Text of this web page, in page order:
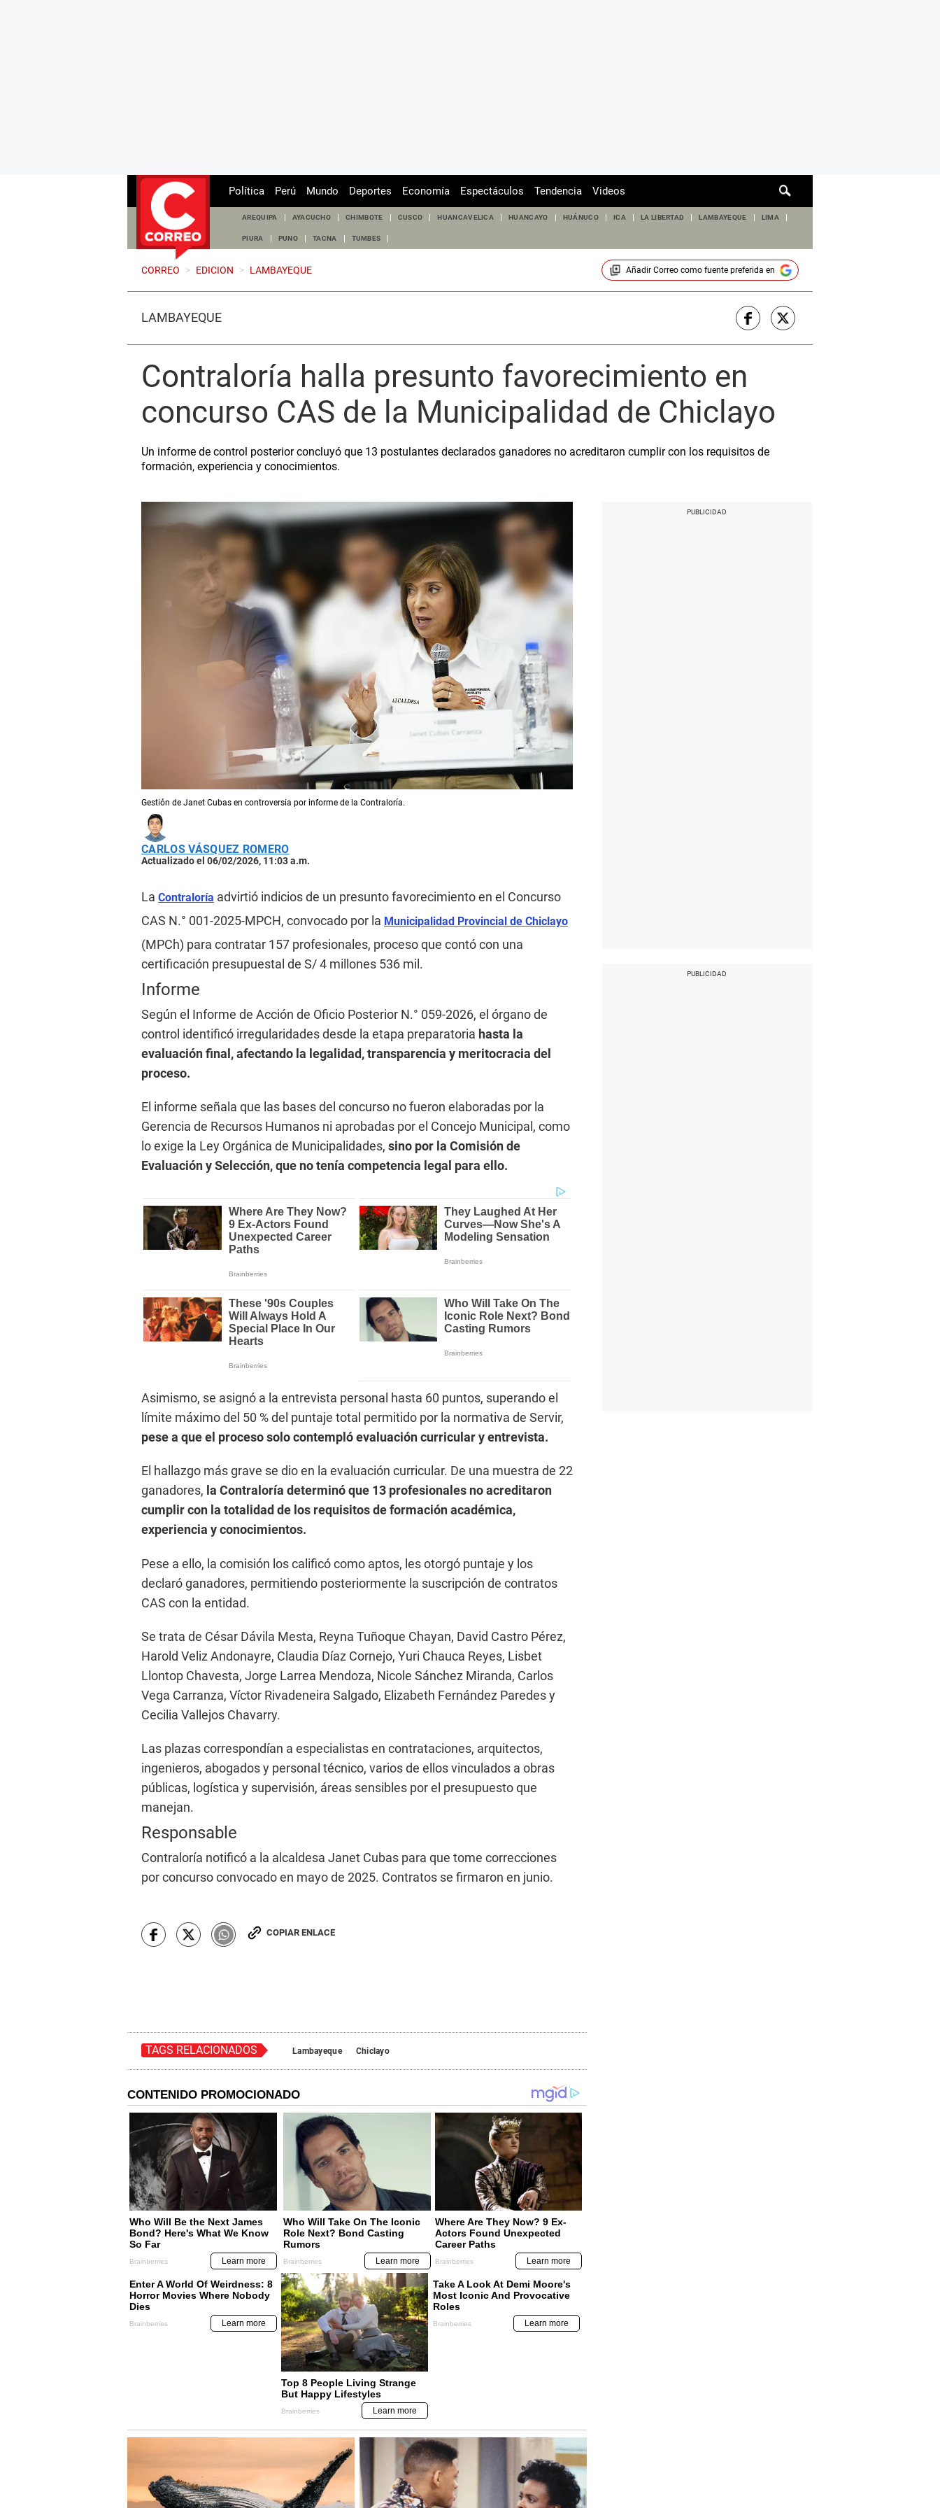
de
Política Perú Mundo Deportes Economía Espectáculos Tendencia Videos
AREQUIPA AYACUCHO CHIMBOTE CUSCO HUANCAVELICA HUANCAYO HUÁNUCO ICA LA LIBERTAD LAMBAYEQUE LIMA
PIURA PUNO TACNA TUMBES
CORREO > EDICION > LAMBAYEQUE Añadir Correocomo fuente preferida en
LAMBAYEQUE
Contraloría halla presunto favorecimiento en
concurso CAS de la Municipalidad de Chiclayo
Un informe de control posterior concluyó que 13 postulantes declarados ganadores no acreditaron cumplir con los requisitos de
formación, experiencia y conocimientos.
Gestión de Janet Cubas en controversia por informe de la Contraloría.
CARLOS VÁSQUEZ ROMERO
Actualizado el 06/02/2026, 11:03 a.m.
La Contraloría advirtió indicios de un presunto favorecimiento en el Concurso
CAS N.° 001-2025-MPCH, convocado por la Municipalidad Provincial de Chiclayo
(MPCh) para contratar 157 profesionales, proceso que contó con una
certificación presupuestal de S/ 4 millones 536 mil.
Informe
Según el Informe de Acción de Oficio Posterior N.° 059-2026, el órgano de
control identificó irregularidades desde la etapa preparatoria hasta la
evaluación final, afectando la legalidad, transparencia y meritocracia del
proceso.
El informe señala que las bases del concurso no fueron elaboradas por la
Gerencia de Recursos Humanos ni aprobadas por el Concejo Municipal, como
lo exige la Ley Orgánica de Municipalidades, sino por la Comisión de
Evaluación y Selección, que no tenía competencia legal para ello.
Asimismo, se asignó a la entrevista personal hasta 60 puntos, superando el
límite máximo del 50 % del puntaje total permitido por la normativa de Servir,
pese a que el proceso solo contempló evaluación curricular y entrevista.
El hallazgo más grave se dio en la evaluación curricular. De una muestra de 22
ganadores, la Contraloría determinó que 13 profesionales no acreditaron
cumplir con la totalidad de los requisitos de formación académica,
experiencia y conocimientos.
Pese a ello, la comisión los calificó como aptos, les otorgó puntaje y los
declaró ganadores, permitiendo posteriormente la suscripción de contratos
CAS con la entidad.
Se trata de César Dávila Mesta, Reyna Tuñoque Chayan, David Castro Pérez,
Harold Veliz Andonayre, Claudia Díaz Cornejo, Yuri Chauca Reyes, Lisbet
Llontop Chavesta, Jorge Larrea Mendoza, Nicole Sánchez Miranda, Carlos
Vega Carranza, Víctor Rivadeneira Salgado, Elizabeth Fernández Paredes y
Cecilia Vallejos Chavarry.
Las plazas correspondían a especialistas en contrataciones, arquitectos,
ingenieros, abogados y personal técnico, varios de ellos vinculados a obras
públicas, logística y supervisión, áreas sensibles por el presupuesto que
manejan.
Responsable
Contraloría notificó a la alcaldesa Janet Cubas para que tome correcciones
por concurso convocado en mayo de 2025. Contratos se firmaron en junio.
COPIAR ENLACE
TAGS RELACIONADOS Lambayeque Chiclayo